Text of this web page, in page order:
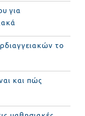
για
το
και πώς